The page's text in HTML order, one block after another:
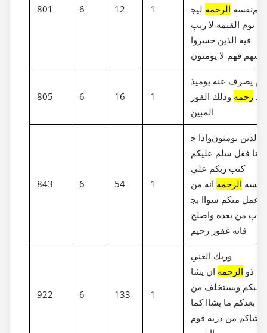
801 6 12 1
نفسه الرحمه ليج‎معنكم
يوم القيمه لا ريب
فيه الذين خسروا
فهم لا يومنون
805 6 16 1
من يصرف عنه يوميذ
رحمه وذلك الفوز‎
المبين
843 6 54 1
واذا ج‎ااك الذين يومنون
فقل سلم عليكم
كتب ربكم علي
نفسه الرحمه انه من
عمل منكم سواا بج‎هله
تاب من بعده واصلح
فانه غفور رحيم
922 6 133 1
وربك الغني
ذو الرحمه ان يشا
ويستخلف من
بعدكم ما يشاا كما
انشاكم من ذريه قوم